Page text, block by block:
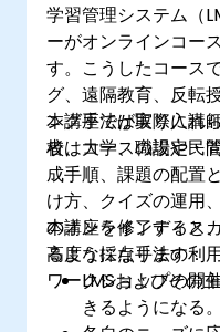
学習管理システム（
ーがオンラインコー
す。こうしたコース
グ、遠隔教育、反転
ング手法が取り入れ
校、大学、職場や民
本講座では実際に講
者はコースの設定・
成手順、課題の配置
け方、クイズの運用
のオンラインディス
高度な採点手法の利
ワークショップの開
本講座を修了すると
るようになります：
LMSおよびその
きるようになる。